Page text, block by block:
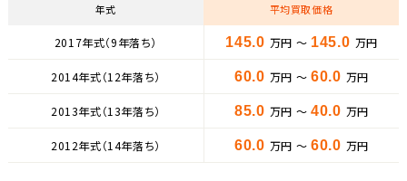
年式 平均買取価格
2017年式（9年落ち） 145.0 万円 ～ 145.0 万円
2014年式（12年落ち） 60.0 万円 ～ 60.0 万円
2013年式（13年落ち） 85.0 万円 ～ 40.0 万円
2012年式（14年落ち） 60.0 万円 ～ 60.0 万円